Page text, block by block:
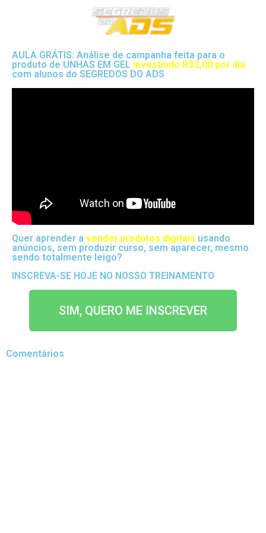
AULA GRÁTIS: Análise de campanha feita para o
produto de UNHAS EM GEL investindo R$2,00 por dia
com alunos do SEGREDOS DO ADS
Quer aprender a vender produtos digitais usando
anúncios, sem produzir curso, sem aparecer, mesmo
sendo totalmente leigo?
INSCREVA-SE HOJE NO NOSSO TREINAMENTO
SIM, QUERO ME INSCREVER
Comentários